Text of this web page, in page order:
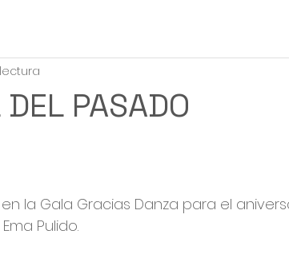
PASADO
la Gala Gracias Danza para el
Pulido.